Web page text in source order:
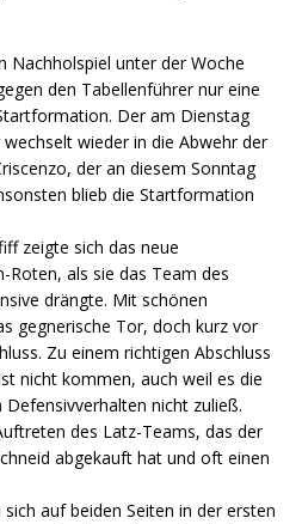
Nachholspiel unter der Woche
den Tabellenführer nur eine
Der am Dienstag
wieder in die Abwehr der
der an diesem Sonntag
blieb die Startformation
zeigte sich das neue
Roten, als sie das Team des
drängte. Mit schönen
gegnerische Tor, doch kurz vor
Zu einem richtigen Abschluss
nicht kommen, auch weil es die
nicht zuließ.
des Latz-Teams, das der
abgekauft hat und oft einen
auf beiden Seiten in der ersten